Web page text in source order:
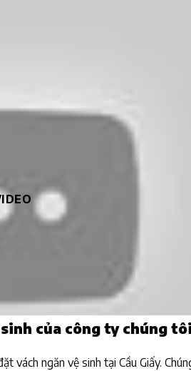
của công ty chúng
vách ngăn vệ sinh tại Cầu Giấy.